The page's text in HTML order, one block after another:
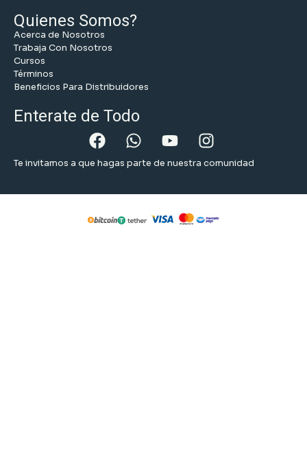
Quienes Somos?
Acerca de Nosotros
Trabaja Con Nosotros
Cursos
Términos
Beneficios Para Distribuidores
Enterate de Todo
Te invitamos a que hagas parte de nuestra comunidad